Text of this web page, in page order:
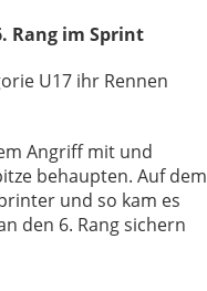
Rang im Sprint
U17 ihr Rennen
Angriff mit und
behaupten. Auf dem
und so kam es
den 6. Rang sichern